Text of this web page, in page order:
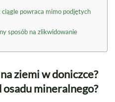
ciągle powraca mimo podjętych
sposób na zlikwidowanie
ziemi w doniczce?
mineralnego?